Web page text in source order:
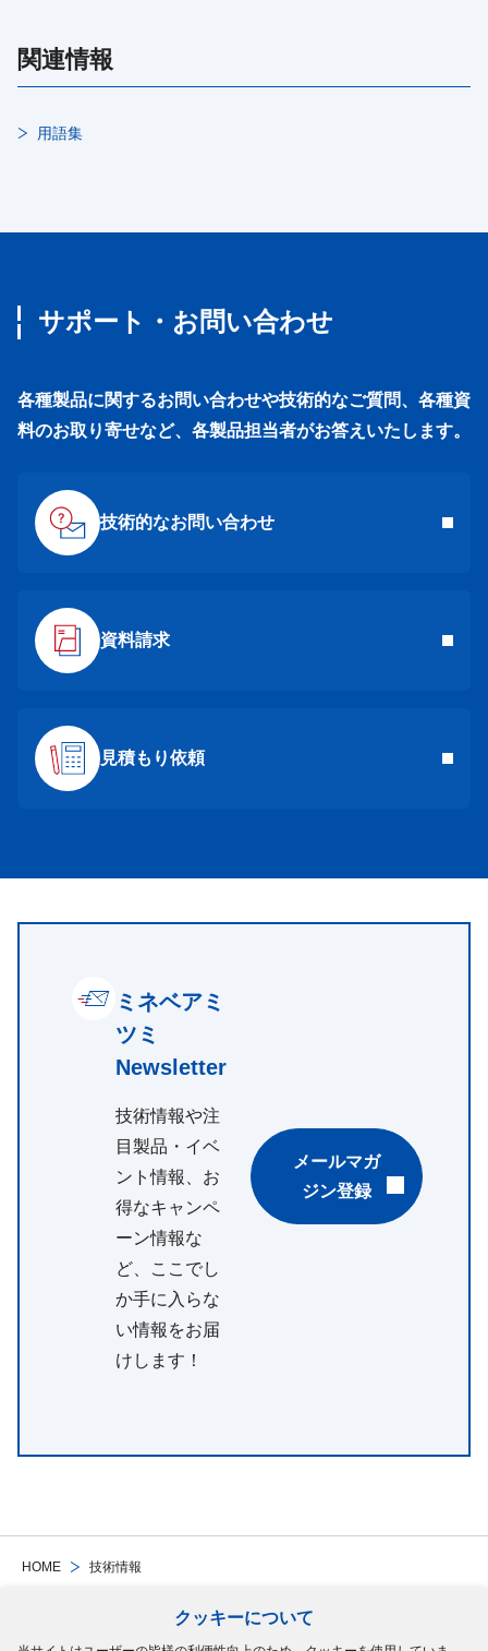
クッキーについて
HOME 技術情報
関連情報
用語集
サポート・お問い合わせ
各種製品に関するお問い合わせや技術的なご質問、各種資
料のお取り寄せなど、各製品担当者がお答えいたします。
技術的なお問い合わせ
資料請求
見積もり依頼
ミネベアミ
ツミ
Newsletter
技術情報や注
目製品・イベ
ント情報、お
得なキャンペ
ーン情報な
ど、ここでし
か手に入らな
い情報をお届
けします！
メールマガ
ジン登録